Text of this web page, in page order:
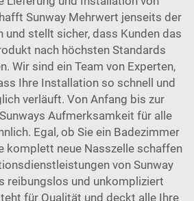
Sunway Mehrwert jenseits der
und stellt sicher, dass Kunden das
nach höchsten Standards
Wir sind ein Team von Experten,
Ihre Installation so schnell und
verläuft. Von Anfang bis zur
Aufmerksamkeit für alle
Egal, ob Sie ein Badezimmer
komplett neue Nasszelle schaffen
von Sunway
reibungslos und unkompliziert
für Qualität und deckt alle Ihre